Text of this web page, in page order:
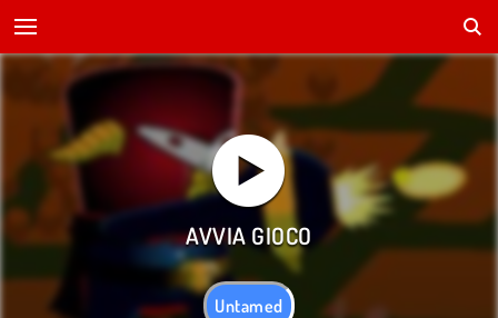
Untamed